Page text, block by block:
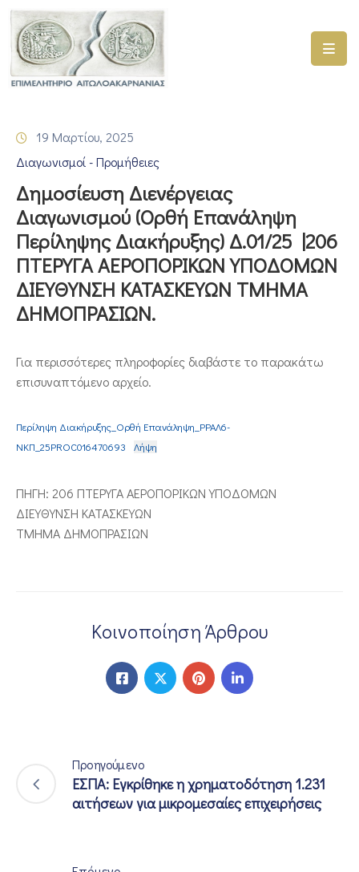
ΑΡΧΙΚΗ
ΓΕΜΗ
–
ΠΡΟΓΡΑΜΜΑΤΑ
ΕΠΙΜΕΛΗΤΗΡΙΟΥ
ΣΥΜΜΕΤΟΧΗ
ΣΕ
ΕΤΑΙΡΕΙΕΣ
ΕΠΙΚΟΙΝΩΝΙΑ
19 Μαρτίου, 2025
Διαγωνισμοί - Προμήθειες
Δημοσίευση Διενέργειας
Διαγωνισμού (Ορθή Επανάληψη
Περίληψης Διακήρυξης) Δ.01/25 |206
ΠΤΕΡΥΓΑ ΑΕΡΟΠΟΡΙΚΩΝ ΥΠΟΔΟΜΩΝ
ΔΙΕΥΘΥΝΣΗ ΚΑΤΑΣΚΕΥΩΝ ΤΜΗΜΑ
ΔΗΜΟΠΡΑΣΙΩΝ.
Για περισσότερες πληροφορίες διαβάστε το παρακάτω
επισυναπτόμενο αρχείο.
Περίληψη Διακήρυξης_Ορθή Επανάληψη_ΡΡΑΛ6-
ΝΚΠ_25PROC016470693
Λήψη
ΠΗΓΗ: 206 ΠΤΕΡΥΓΑ ΑΕΡΟΠΟΡΙΚΩΝ ΥΠΟΔΟΜΩΝ
ΔΙΕΥΘΥΝΣΗ ΚΑΤΑΣΚΕΥΩΝ
ΤΜΗΜΑ ΔΗΜΟΠΡΑΣΙΩΝ
Κοινοποίηση Άρθρου
Προηγούμενο
ΕΣΠΑ: Εγκρίθηκε η χρηματοδότηση 1.231
αιτήσεων για μικρομεσαίες επιχειρήσεις